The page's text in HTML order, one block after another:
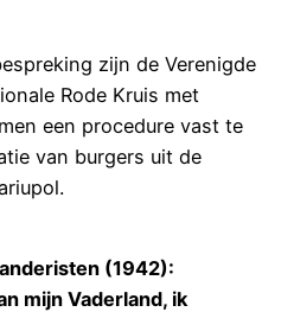
zijn de Verenigde
Rode Kruis met
een procedure vast te
van burgers uit de
(1942):
mijn Vaderland, ik